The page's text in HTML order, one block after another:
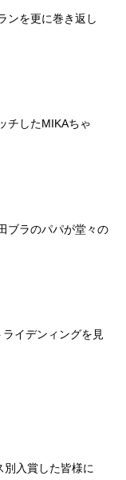
ンを更に巻き返し
チしたMIKAちゃ
ブラのパパが堂々の
イデンィングを見
入賞した皆様に